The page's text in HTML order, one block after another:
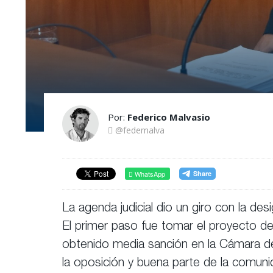
Por: Federico Malvasio
@fedemalva
WhatsApp
La agenda judicial dio un giro con la
El primer paso fue tomar el proyecto
obtenido media sanción en la Cámara
la oposición y buena parte de la